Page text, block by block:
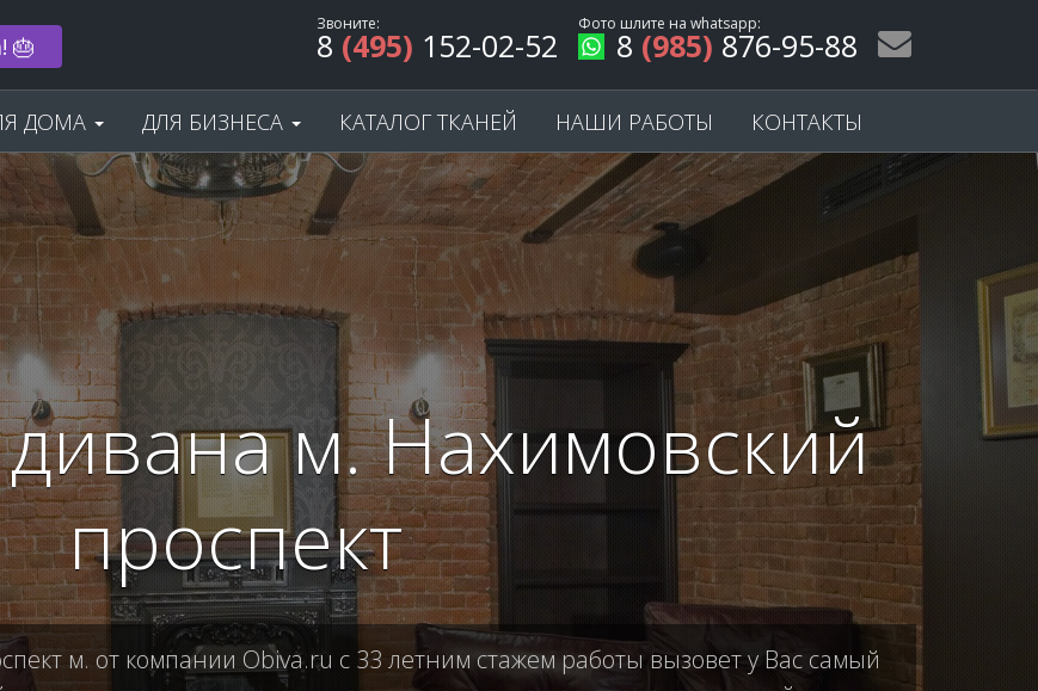
🌟
Звоните:
8 (495) 152-02-52
Фото шлите на whatsapp:
8 (985) 876-95-88
ДОМА ДЛЯ БИЗНЕСА КАТАЛОГ ТКАНЕЙ НАШИ РАБОТЫ КОНТАКТЫ
м. Нахимовский
проспект
м. от компании Obiva.ru с 33 летним стажем работы вызовет у Вас самый